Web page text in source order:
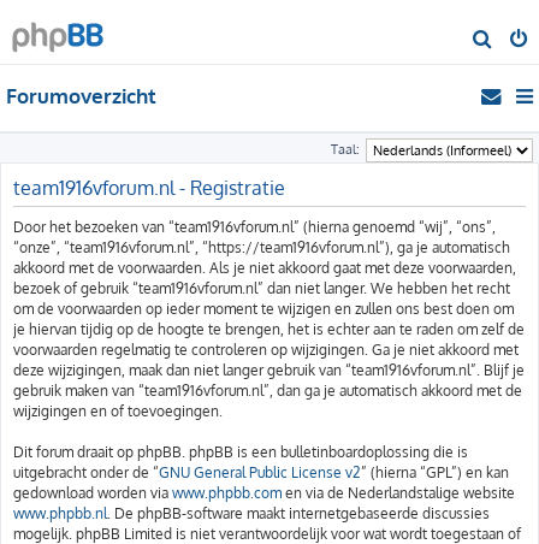
o
e
Forumoverzicht
Taal:
team1916vforum.nl - Registratie
Door het bezoeken van “team1916vforum.nl” (hierna genoemd “wij”, “ons”,
“onze”, “team1916vforum.nl”, “https://team1916vforum.nl”), ga je automatisch
akkoord met de voorwaarden. Als je niet akkoord gaat met deze voorwaarden,
bezoek of gebruik “team1916vforum.nl” dan niet langer. We hebben het recht
om de voorwaarden op ieder moment te wijzigen en zullen ons best doen om
je hiervan tijdig op de hoogte te brengen, het is echter aan te raden om zelf de
voorwaarden regelmatig te controleren op wijzigingen. Ga je niet akkoord met
deze wijzigingen, maak dan niet langer gebruik van “team1916vforum.nl”. Blijf je
gebruik maken van “team1916vforum.nl”, dan ga je automatisch akkoord met de
wijzigingen en of toevoegingen.
Dit forum draait op phpBB. phpBB is een bulletinboardoplossing die is
uitgebracht onder de “GNU General Public License v2” (hierna “GPL”) en kan
gedownload worden via www.phpbb.com en via de Nederlandstalige website
www.phpbb.nl. De phpBB-software maakt internetgebaseerde discussies
mogelijk. phpBB Limited is niet verantwoordelijk voor wat wordt toegestaan of